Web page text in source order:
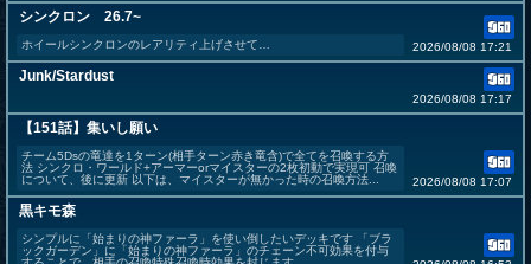
シンクロン 26.7~
ホイールシンクロンのレアリティ上げさせて… 2026/08/08 17:21
Junk/Stardust
2026/08/08 17:17
【151話】集いし願い
チーム5Dsの竜達を1ターン(相手ターン赤き竜含)で全てを召喚する方
法 シンクロ・ワールド+アーマーorマイスターの2枚初動で実現可 召喚
について、後に更新 以下は、マイスターが無かった時の召喚方法...
2026/08/08 17:07
黒キモ森
シンプルに「始まりの神ファーラ」を使い倒したいデッキです 「ブラ
ックガーデン」に「始まりの神ファーラ」のチェーン不可効果を付与